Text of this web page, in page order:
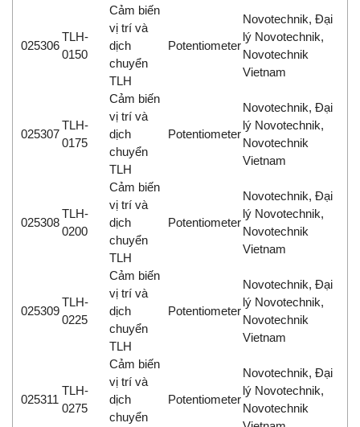
025306
TLH-
0150
Cảm biến
vị trí và
dịch
chuyển
TLH
Potentiometer
Novotechnik, Đại
lý Novotechnik,
Novotechnik
Vietnam
025307
TLH-
0175
Cảm biến
vị trí và
dịch
chuyển
TLH
Potentiometer
Novotechnik, Đại
lý Novotechnik,
Novotechnik
Vietnam
025308
TLH-
0200
Cảm biến
vị trí và
dịch
chuyển
TLH
Potentiometer
Novotechnik, Đại
lý Novotechnik,
Novotechnik
Vietnam
025309
TLH-
0225
Cảm biến
vị trí và
dịch
chuyển
TLH
Potentiometer
Novotechnik, Đại
lý Novotechnik,
Novotechnik
Vietnam
025311
TLH-
0275
Cảm biến
vị trí và
dịch
chuyển
Potentiometer
Novotechnik, Đại
lý Novotechnik,
Novotechnik